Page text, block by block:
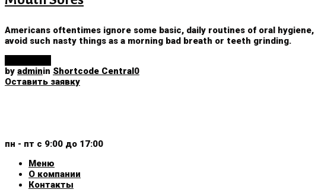
Shortcode
Central
Americans oftentimes ignore some basic, daily routines of oral
avoid such nasty things as a morning bad breath or teeth grinding.
by adminin Shortcode Central0
Оставить заявку
пн - пт с 9:00 до 17:00
Меню
О компании
Контакты